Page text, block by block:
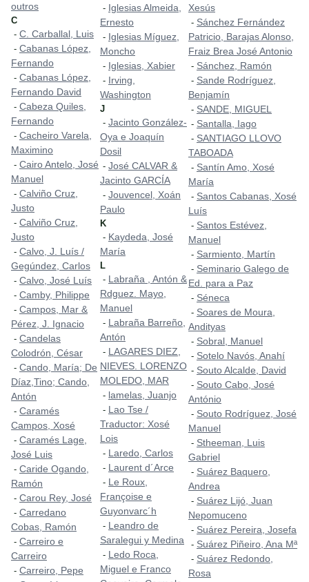
outros
C
- C. Carballal, Luis
- Cabanas López,
Fernando
- Cabanas López,
Fernando David
- Cabeza Quiles,
Fernando
- Cacheiro Varela,
Maximino
- Cairo Antelo, José
Manuel
- Calviño Cruz,
Justo
- Calviño Cruz,
Justo
- Calvo, J. Luís /
Gegúndez, Carlos
- Calvo, José Luís
- Camby, Philippe
- Campos, Mar &
Pérez, J. Ignacio
- Candelas
Colodrón, César
- Cando, María; De
Díaz,Tino; Cando,
Antón
- Caramés
Campos, Xosé
- Caramés Lage,
José Luis
- Caride Ogando,
Ramón
- Carou Rey, José
- Carredano
Cobas, Ramón
- Carreiro e
Carreiro
- Carreiro, Pepe
- Iglesias Almeida,
Ernesto
- Iglesias Míguez,
Moncho
- Iglesias, Xabier
- Irving,
Washington
J
- Jacinto González-
Oya e Joaquín
Dosil
- José CALVAR &
Jacinto GARCÍA
- Jouvencel, Xoán
Paulo
K
- Kaydeda, José
María
L
- Labraña , Antón &
Rdguez. Mayo,
Manuel
- Labraña Barreño,
Antón
- LAGARES DIEZ,
NIEVES. LORENZO
MOLEDO, MAR
- lamelas, Juanjo
- Lao Tse /
Traductor: Xosé
Lois
- Laredo, Carlos
- Laurent d´Arce
- Le Roux,
Françoise e
Guyonvarc´h
- Leandro de
Saralegui y Medina
- Ledo Roca,
Miguel e Franco
Xesús
- Sánchez Fernández
Patricio, Barajas Alonso,
Fraiz Brea José Antonio
- Sánchez, Ramón
- Sande Rodríguez,
Benjamín
- SANDE, MIGUEL
- Santalla, Iago
- SANTIAGO LLOVO
TABOADA
- Santín Amo, Xosé
María
- Santos Cabanas, Xosé
Luís
- Santos Estévez,
Manuel
- Sarmiento, Martín
- Seminario Galego de
Ed. para a Paz
- Séneca
- Soares de Moura,
Andityas
- Sobral, Manuel
- Sotelo Navós, Anahí
- Souto Alcalde, David
- Souto Cabo, José
António
- Souto Rodríguez, José
Manuel
- Stheeman, Luis
Gabriel
- Suárez Baquero,
Andrea
- Suárez Lijó, Juan
Nepomuceno
- Suárez Pereira, Josefa
- Suárez Piñeiro, Ana Mª
- Suárez Redondo,
Rosa